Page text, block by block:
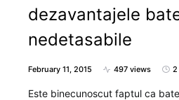
dezavantajele
nedetasabile
February 11, 2015 497 views 2
Este binecunoscut faptul ca